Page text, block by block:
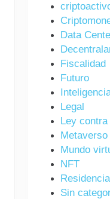
Data
Fiscalidad
Futuro
Legal
Ley
Metaverso
Mundo
NFT
Residencia
Sin